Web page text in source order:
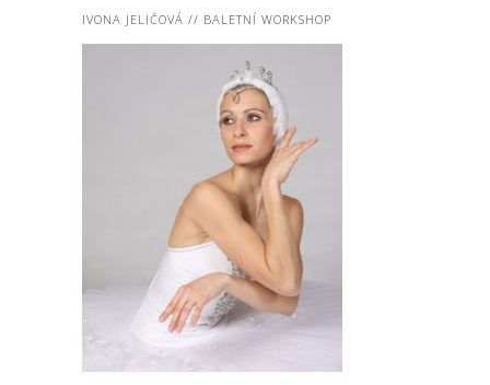
IVONA JELIČOVÁ // BALETNÍ WORKSHOP